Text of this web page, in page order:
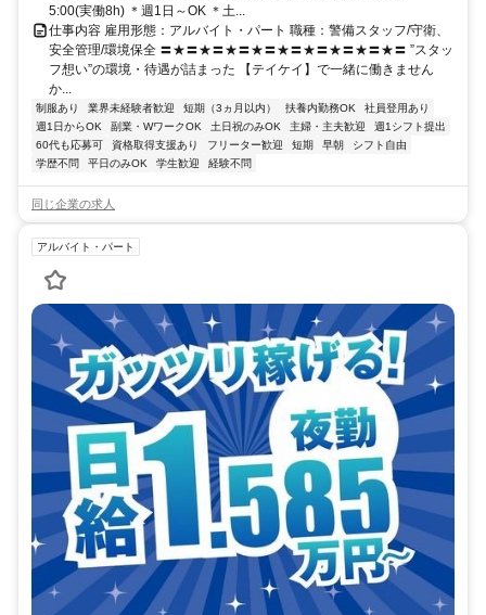
5:00(実働8h) ＊週1日～OK ＊土...
仕事内容 雇用形態：アルバイト・パート 職種：警備スタッフ/守衛、
安全管理/環境保全 〓★〓★〓★〓★〓★〓★〓★〓★〓★〓 ”スタッ
フ想い”の環境・待遇が詰まった 【テイケイ】で一緒に働きません
か...
制服あり 業界未経験者歓迎 短期（3ヵ月以内） 扶養内勤務OK
社員登用あり
週1日からOK
副業・WワークOK 土日祝のみOK 主婦・主夫歓迎
週1シフト提出
60代も応募可
資格取得支援あり フリーター歓迎 短期 早朝
シフト自由
学歴不問
平日のみOK 学生歓迎 経験不問
同じ企業の求人
アルバイト・パート